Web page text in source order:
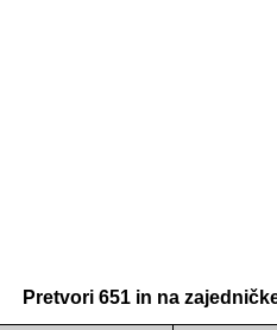
Pretvori 651 in na